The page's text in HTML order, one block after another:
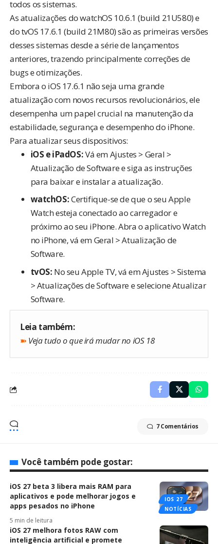
todos os sistemas.
As atualizações do watchOS 10.6.1 (build 21U580) e
do tvOS 17.6.1 (build 21M80) são as primeiras versões
desses sistemas desde a série de lançamentos
anteriores, trazendo principalmente correções de
bugs e otimizações.
Embora o iOS 17.6.1 não seja uma grande
atualização com novos recursos revolucionários, ele
desempenha um papel crucial na manutenção da
estabilidade, segurança e desempenho do iPhone.
Para atualizar seus dispositivos:
iOS e iPadOS:Vá em Ajustes > Geral >
Atualização de Software e siga as instruções
para baixar e instalar a atualização.
watchOS:Certifique-se de que o seu Apple
Watch esteja conectado ao carregador e
próximo ao seu iPhone. Abra o aplicativo Watch
no iPhone, vá em Geral > Atualização de
Software.
tvOS: No seu Apple TV, vá em Ajustes > Sistema
> Atualizações de Software e selecione Atualizar
Software.
Leia também:
➽ Veja tudo o que irá mudar no iOS 18
7 Comentários
Você também pode gostar:
IOS 27
NOTÍCIAS
iOS 27 beta 3 libera mais RAM para
aplicativos e pode melhorar jogos e
apps pesados no iPhone
5 min de leitura
iOS 27 melhora fotos RAW com
inteligência artificial e promete